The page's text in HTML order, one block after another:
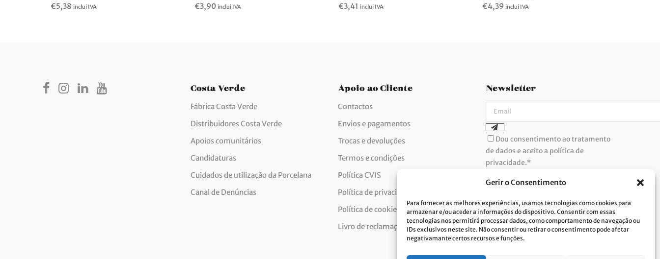
Gerir o Consentimento
Para fornecer as melhores experiências, usamos tecnologias como cookies para
armazenar e/ou aceder a informações do dispositivo. Consentir com essas
tecnologias nos permitirá processar dados, como comportamento de navegação ou
IDs exclusivos neste site. Não consentir ou retirar o consentimento pode afetar
negativamante certos recursos e funções.
€5,38 inclui IVA €3,90 inclui IVA €3,41 inclui IVA €4,39 inclui IVA
Costa Verde
Fábrica Costa Verde
Distribuidores Costa Verde
Apoios comunitários
Candidaturas
Cuidados de utilização da Porcelana
Canal de Denúncias
Apoio ao Cliente
Contactos
Envios e pagamentos
Trocas e devoluções
Termos e condições
Política CVIS
Política de privacidade
Política de cookies
Livro de reclamações
Newsletter
Dou consentimento ao tratamento
de dados e aceito a política de
privacidade.*
implementação do RGPD. Para tratarmos os
seus dados pessoais, precisamos do seu
Política de Privacidade.